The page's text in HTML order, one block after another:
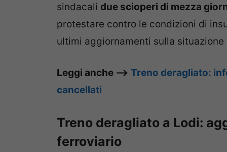
sindacali due scioperi di mezza
protestare contro le condizioni di
ultimi aggiornamenti sulla
Leggi anche –> Treno deragliato:
cancellati
Treno deragliato a Lodi:
ferroviario